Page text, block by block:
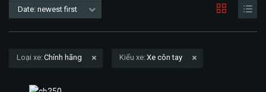
Date: newest first
Loại xe:Chính hãng Kiểu xe:Xe côn tay